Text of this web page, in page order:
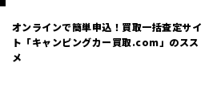
オンラインで簡単申込！買取一括査定サイ
ト「キャンピングカー買取.com」のスス
メ